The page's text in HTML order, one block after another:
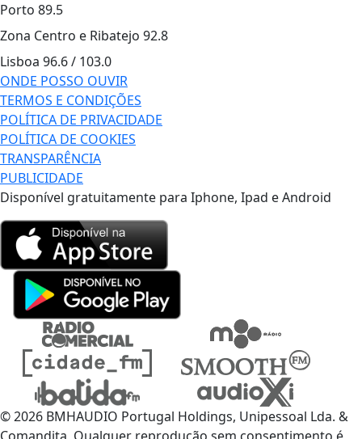
Porto 89.5
Zona Centro e Ribatejo 92.8
Lisboa 96.6 / 103.0
ONDE POSSO OUVIR
TERMOS E CONDIÇÕES
POLÍTICA DE PRIVACIDADE
POLÍTICA DE COOKIES
TRANSPARÊNCIA
PUBLICIDADE
Disponível gratuitamente para Iphone, Ipad e Android
© 2026 BMHAUDIO Portugal Holdings, Unipessoal Lda. &